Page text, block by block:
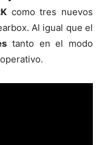
como tres nuevos
Al igual que el
tanto en el modo